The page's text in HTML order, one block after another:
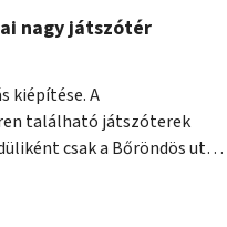
nagy játszótér
kiépítése. A
található játszóterek
csak a Bőröndös utca